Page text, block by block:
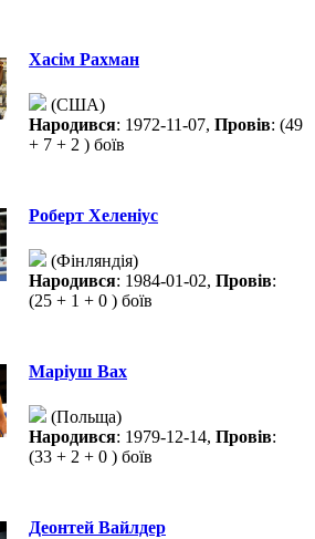
Хасім Рахман
(США)
Народився: 1972-11-07, Провів: (49
+ 7 + 2 ) боїв
Роберт Хеленіус
(Фінляндія)
Народився: 1984-01-02, Провів:
(25 + 1 + 0 ) боїв
Маріуш Вах
(Польща)
Народився: 1979-12-14, Провів:
(33 + 2 + 0 ) боїв
Деонтей Вайлдер